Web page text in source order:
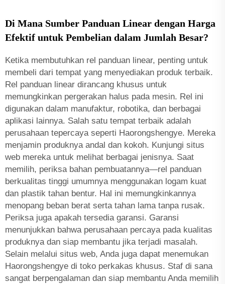
Di Mana Sumber Panduan Linear dengan Harga
Efektif untuk Pembelian dalam Jumlah Besar?
Ketika membutuhkan rel panduan linear, penting untuk
membeli dari tempat yang menyediakan produk terbaik.
Rel panduan linear dirancang khusus untuk
memungkinkan pergerakan halus pada mesin. Rel ini
digunakan dalam manufaktur, robotika, dan berbagai
aplikasi lainnya. Salah satu tempat terbaik adalah
perusahaan tepercaya seperti Haorongshengye. Mereka
menjamin produknya andal dan kokoh. Kunjungi situs
web mereka untuk melihat berbagai jenisnya. Saat
memilih, periksa bahan pembuatannya—rel panduan
berkualitas tinggi umumnya menggunakan logam kuat
dan plastik tahan bentur. Hal ini memungkinkannya
menopang beban berat serta tahan lama tanpa rusak.
Periksa juga apakah tersedia garansi. Garansi
menunjukkan bahwa perusahaan percaya pada kualitas
produknya dan siap membantu jika terjadi masalah.
Selain melalui situs web, Anda juga dapat menemukan
Haorongshengye di toko perkakas khusus. Staf di sana
sangat berpengalaman dan siap membantu Anda memilih